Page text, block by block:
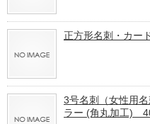
正方形名刺・カー
3号名刺（女性用
ラー (角丸加工)